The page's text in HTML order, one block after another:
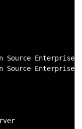
Source Enterprise
Enterprise